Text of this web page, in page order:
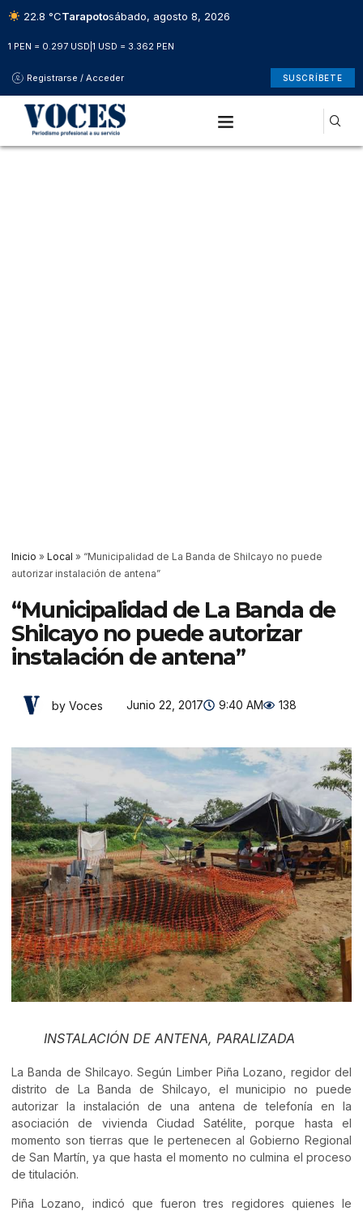
22.8 °CTarapotosábado, agosto 8, 2026
1 PEN = 0.297 USD 1 USD = 3.362 PEN
Registrarse / Acceder SUSCRÍBETE
Inicio » Local » “Municipalidad de La Banda de Shilcayo no puede
autorizar instalación de antena”
“Municipalidad de La Banda de
Shilcayo no puede autorizar
instalación de antena”
by Voces Junio 22, 2017 9:40 AM 138
INSTALACIÓN DE ANTENA, PARALIZADA
La Banda de Shilcayo. Según Limber Piña Lozano, regidor del
distrito de La Banda de Shilcayo, el municipio no puede
autorizar la instalación de una antena de telefonía en la
asociación de vivienda Ciudad Satélite, porque hasta el
momento son tierras que le pertenecen al Gobierno Regional
de San Martín, ya que hasta el momento no culmina el proceso
de titulación.
Piña Lozano, indicó que fueron tres regidores quienes le